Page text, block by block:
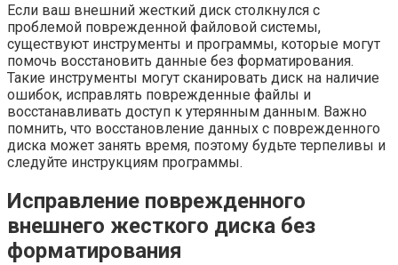
Если ваш внешний жесткий диск столкнулся с
проблемой поврежденной файловой системы,
существуют инструменты и программы, которые могут
помочь восстановить данные без форматирования.
Такие инструменты могут сканировать диск на наличие
ошибок, исправлять поврежденные файлы и
восстанавливать доступ к утерянным данным. Важно
помнить, что восстановление данных с поврежденного
диска может занять время, поэтому будьте терпеливы и
следуйте инструкциям программы.
Исправление поврежденного
внешнего жесткого диска без
форматирования